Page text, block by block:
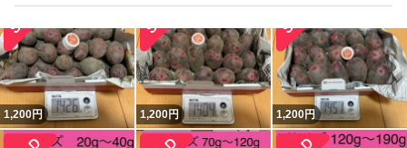
1,200円 1,200円 1,200円